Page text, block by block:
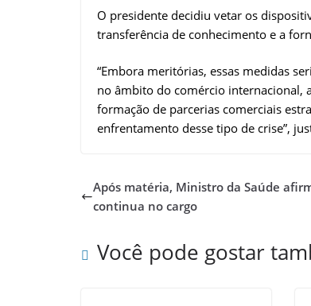
O presidente decidiu vetar os
transferência de conhecimento e a
“Embora meritórias, essas medidas
no âmbito do comércio internacional,
formação de parcerias comerciais
enfrentamento desse tipo de crise”,
Após matéria, Ministro da Saúde
continua no cargo
Você pode gostar